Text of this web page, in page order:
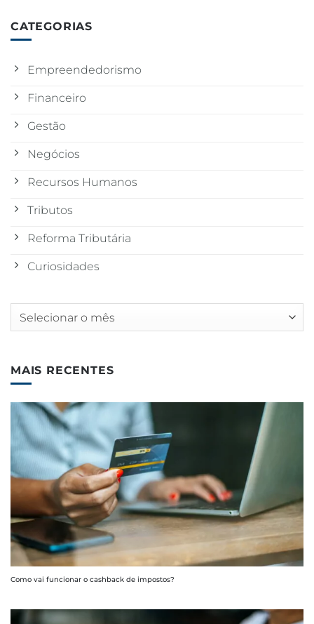
CATEGORIAS
Empreendedorismo
Financeiro
Gestão
Negócios
Recursos Humanos
Tributos
Reforma Tributária
Curiosidades
Arquivos
MAIS RECENTES
Como vai funcionar o cashback de impostos?